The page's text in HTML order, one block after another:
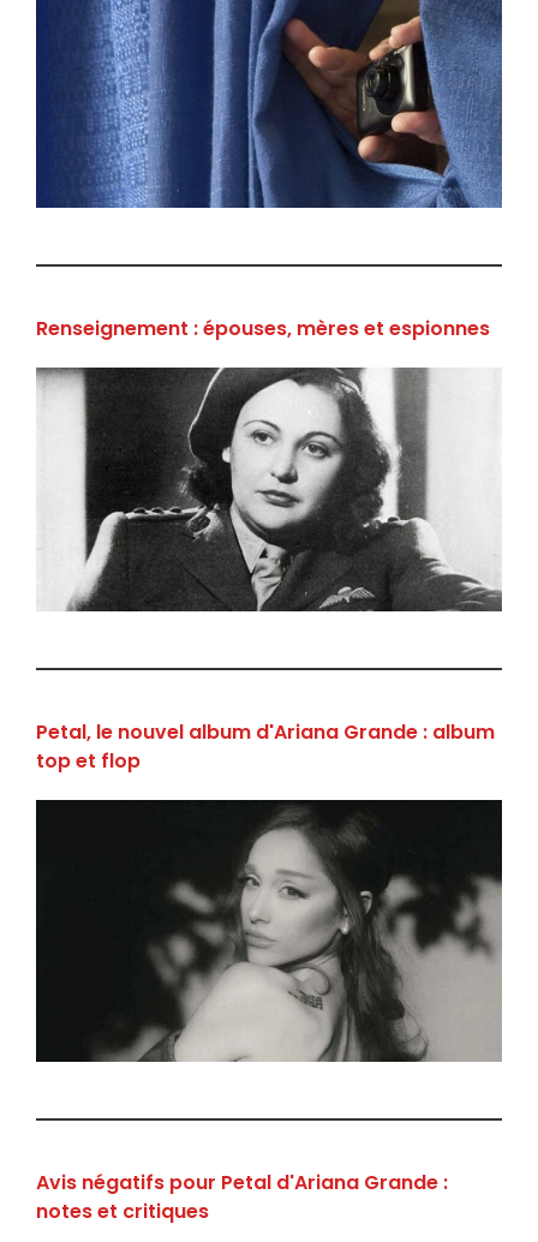
Renseignement : épouses, mères et espionnes
Petal, le nouvel album d'Ariana Grande : album
top et flop
Avis négatifs pour Petal d'Ariana Grande :
notes et critiques